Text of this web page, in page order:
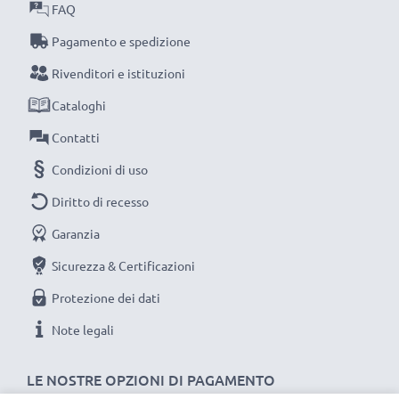
Scegli CELLONIC, scegli la lunga durata e l'efficienza,
non fare compromessi sulla qualità: ordina ora!
LE NOSTRE OPZIONI DI PAGAMENTO
FAQ
Pagamento e spedizione
Rivenditori e istituzioni
Cataloghi
Contatti
Condizioni di uso
Diritto di recesso
Garanzia
Sicurezza & Certificazioni
Protezione dei dati
Note legali